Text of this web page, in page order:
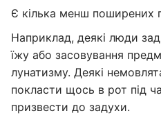
Є кілька менш поширених
Наприклад, деякі люди
їжу або засовування
лунатизму. Деякі
покласти щось в рот під
призвести до задухи.